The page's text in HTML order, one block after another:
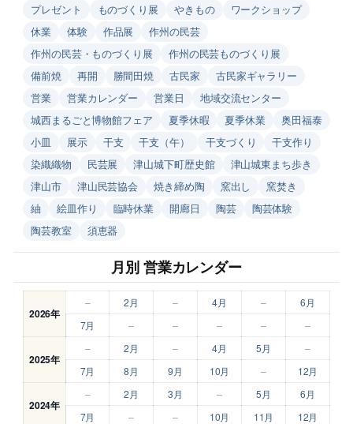
プレゼント
ものづくり展 やきもの
ワークショップ
休業
体験 作品展
作州の民芸
作州の民芸・ものづくり展
作州の民芸ものづくり展
備前焼
再開 勝間田焼 古民家
古民家ギャラリー
営業
営業カレンダー 営業日
地域交流センター
城西まるごと博物館フェア
夏季休暇 夏季休業
奥田福泰
小皿
展示 干支 干支（午） 干支づくり
干支作り
染織織物
民芸展 津山城下町歴史館
津山城東まち歩き
津山市
津山民芸協会 焼き締め陶 窯出し
窯焚き
紬
絵皿作り 臨時休業 開廊日 陶芸
陶芸体験
陶芸教室
須恵器
月別 営業カレンダー
2026年
– 2月 – 4月 –
6月
7月
– – – – –
2025年
– 2月 – 4月 5月
–
7月
8月 9月 10月 – 12月
2024年
– 2月 3月 – 5月
6月
7月
– – 10月 11月 12月